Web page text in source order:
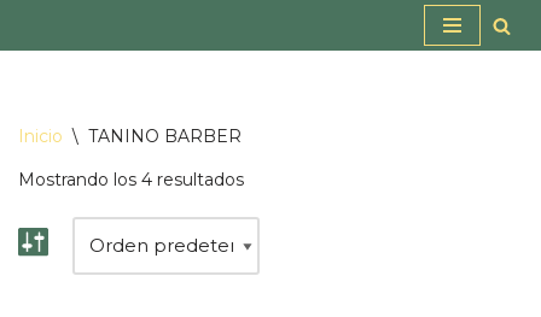
contenido
Inicio \ TANINO BARBER
Mostrando los 4 resultados